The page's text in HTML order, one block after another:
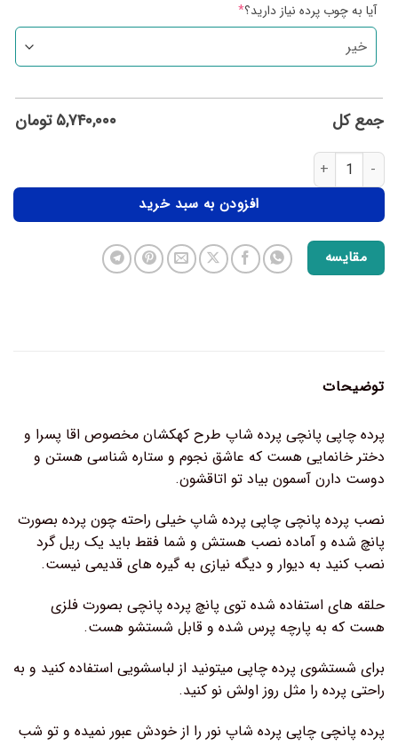
آیا به چوب پرده نیاز دارید؟*
جمع کل ۵,۷۴۰,۰۰۰ تومان
افزودن به سبد خرید
مقایسه
توضیحات
پرده چاپی پانچی پرده شاپ طرح کهکشان مخصوص اقا پسرا و
دختر خانمایی هست که عاشق نجوم و ستاره شناسی هستن و
دوست دارن آسمون بیاد تو اتاقشون.
نصب پرده پانچی چاپی پرده شاپ خیلی راحته چون پرده بصورت
پانچ شده و آماده نصب هستش و شما فقط باید یک ریل گرد
نصب کنید به دیوار و دیگه نیازی به گیره های قدیمی نیست.
حلقه های استفاده شده توی پانچ پرده پانچی بصورت فلزی
هست که به پارچه پرس شده و قابل شستشو هست.
برای شستشوی پرده چاپی میتونید از لباسشویی استفاده کنید و به
راحتی پرده را مثل روز اولش نو کنید.
پرده پانچی چاپی پرده شاپ نور را از خودش عبور نمیده و تو شب